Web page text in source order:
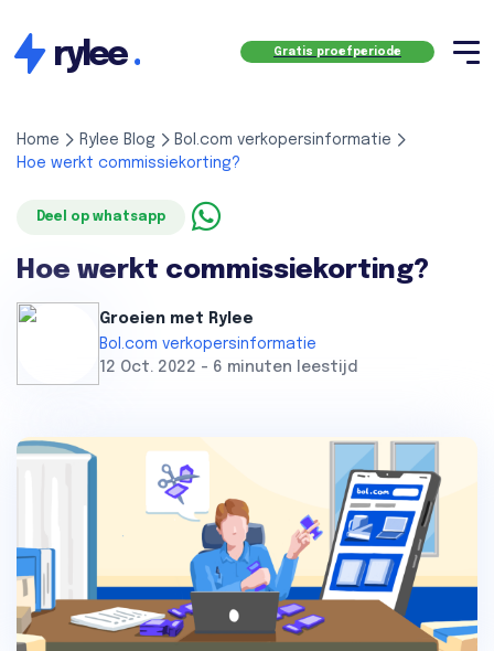
rylee. Gratis proefperiode
Home Rylee Blog
Bol.com verkopersinformatie
Hoe werkt commissiekorting?
Deel op whatsapp
Hoe werkt commissiekorting?
Groeien met Rylee
Bol.com verkopersinformatie
12 Oct. 2022 - 6 minuten leestijd